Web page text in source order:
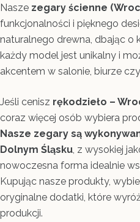
Nasze zegary ścienne
funkcjonalności i pięknego
naturalnego drewna, dbając o
każdy model jest unikalny i
akcentem w salonie, biurze
Jeśli cenisz rękodzieło –
coraz więcej osób wybiera
Nasze zegary są
Dolnym Śląsku, z wysokiej
nowoczesna forma idealnie
Kupując nasze produkty,
oryginalne dodatki, które
produkcji.